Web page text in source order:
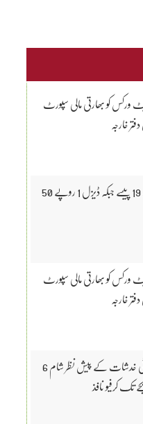
ورکس کو بھارتی مالی سپورٹ
خارجہ
پیٹرول 3 روپے 19 پیسے جبکہ ڈیزل 1 روپے 50
ورکس کو بھارتی مالی سپورٹ
خارجہ
بسیمہ میں سیکیورٹی خدشات کے پیش نظر شام 6